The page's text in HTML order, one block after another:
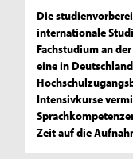
Die
internationale
Fachstudium an
eine in
Intensivkurse
Zeit auf die